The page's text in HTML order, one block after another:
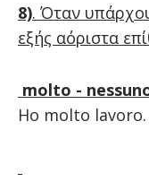
8). Όταν
εξής αόριστα
molto -
Ho molto lavoro.